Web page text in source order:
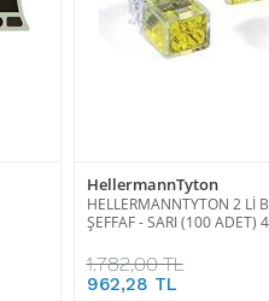
HellermannTyton
HELLERMANNTYTON 2 Lİ
ŞEFFAF - SARI (100
1.782,00 TL
962,28 TL